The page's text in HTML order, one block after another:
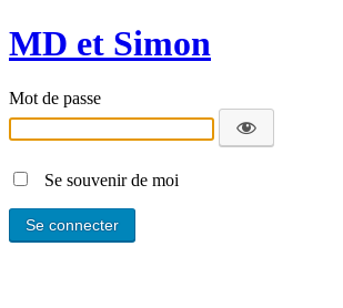
MD et Simon
Mot de passe
Se souvenir de moi